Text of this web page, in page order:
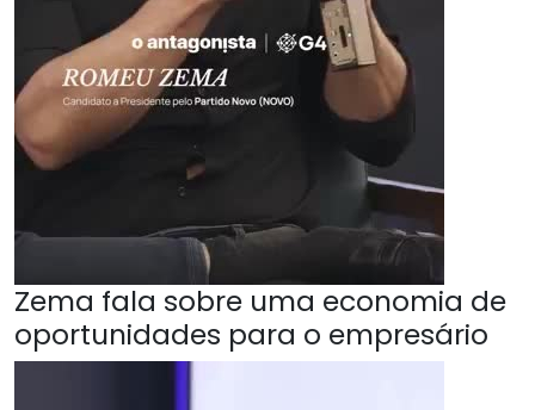
Zema fala sobre uma economia de
oportunidades para o empresário